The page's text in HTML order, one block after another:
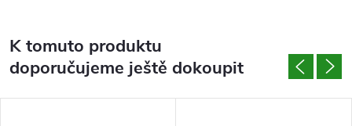
K tomuto produktu
doporučujeme ještě dokoupit